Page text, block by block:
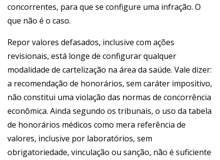
concorrentes, para que se configure uma infração. O
que não é o caso.
Repor valores defasados, inclusive com ações
revisionais, está longe de configurar qualquer
modalidade de cartelização na área da saúde. Vale dizer:
a recomendação de honorários, sem caráter impositivo,
não constitui uma violação das normas de concorrência
econômica. Ainda segundo os tribunais, o uso da tabela
de honorários médicos como mera referência de
valores, inclusive por laboratórios, sem
obrigatoriedade, vinculação ou sanção, não é suficiente